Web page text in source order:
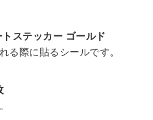
ステッカー ゴールド
る際に貼るシールです。